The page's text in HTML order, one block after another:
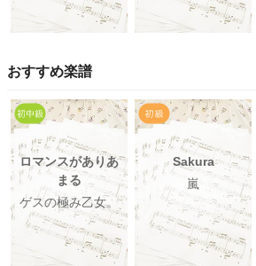
おすすめ楽譜
ロマンスがありあ
まる
ゲスの極み乙女。
Sakura
嵐